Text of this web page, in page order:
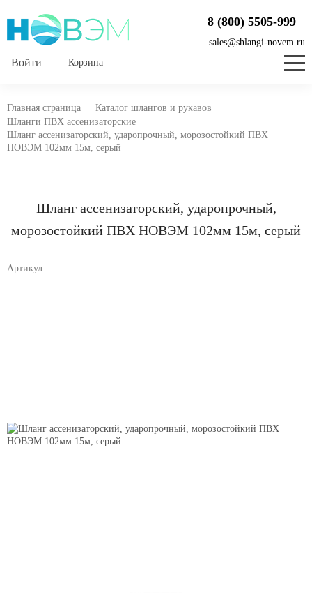
8 (800) 5505-999
sales@shlangi-novem.ru
Корзина
Главная страница
Каталог шлангов и рукавов
Шланги ПВХ ассенизаторские
Шланг ассенизаторский, ударопрочный, морозостойкий ПВХ
НОВЭМ 102мм 15м, серый
Шланг ассенизаторский, ударопрочный,
морозостойкий ПВХ НОВЭМ 102мм 15м, серый
Артикул: